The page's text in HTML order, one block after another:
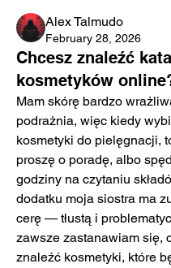
Alex Talmudo
February 28, 2026
Chcesz znaleźć
kosmetyków
Mam skórę bardzo
podrażnia, więc kiedy
kosmetyki do pielęgnacji,
proszę o poradę, albo
godziny na czytaniu
dodatku moja siostra ma
cerę — tłustą i
zawsze zastanawiam się,
znaleźć kosmetyki, które